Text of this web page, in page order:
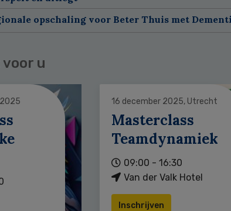
opschaling voor Beter Thuis met
u
16 december 2025, Utrecht
Masterclass
Teamdynamiek
09:00 - 16:30
Van der Valk Hotel
Inschrijven